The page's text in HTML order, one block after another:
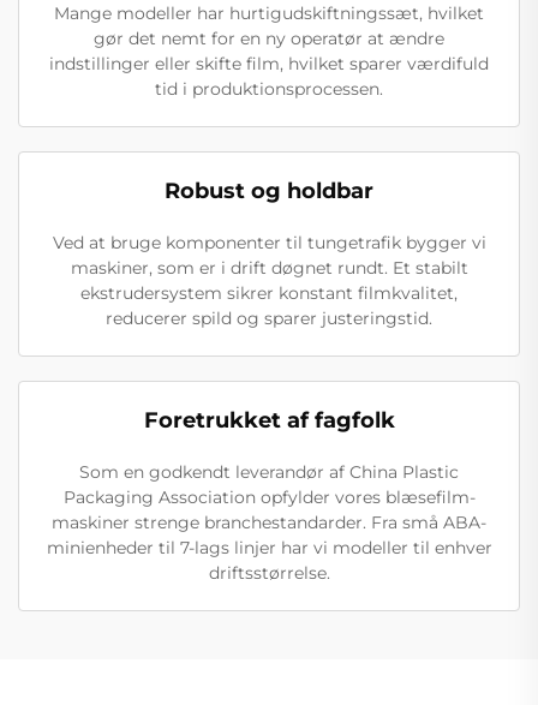
Mange modeller har hurtigudskiftningssæt, hvilket
gør det nemt for en ny operatør at ændre
indstillinger eller skifte film, hvilket sparer værdifuld
tid i produktionsprocessen.
Robust og holdbar
Ved at bruge komponenter til tungetrafik bygger vi
maskiner, som er i drift døgnet rundt. Et stabilt
ekstrudersystem sikrer konstant filmkvalitet,
reducerer spild og sparer justeringstid.
Foretrukket af fagfolk
Som en godkendt leverandør af China Plastic
Packaging Association opfylder vores blæsefilm-
maskiner strenge branchestandarder. Fra små ABA-
minienheder til 7-lags linjer har vi modeller til enhver
driftsstørrelse.